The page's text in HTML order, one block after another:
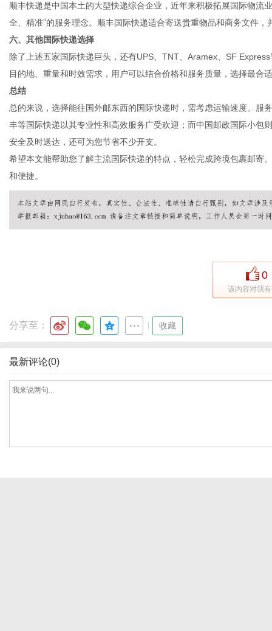
顺丰快递是中国本土的大型快递综合企业，近年来积极拓展国际物流
全、精准”的服务理念。顺丰国际快递适合寄送贵重物品和商务文件
六、其他国际快递选择
除了上述五家国际快递巨头，还有UPS、TNT、Aramex、SF
目的地、重量和时效需求，用户可以结合价格和服务质量，选择最合
总结
总的来说，选择能往国外邮东西的国际快递时，需考虑运输速度、服
丰等国际快递以其专业性和高效服务广受欢迎；而中国邮政国际小包
安全及时送达，还可为您节省不少开支。
希望本文能帮助您了解主流国际快递的特点，轻松完成跨境包裹邮寄
和便捷。
0
该内容对我
分享至： 收藏
最新评论(0)